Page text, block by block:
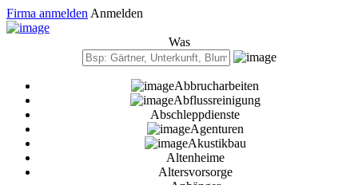
Firma anmelden Anmelden
Was
Abbrucharbeiten
Abflussreinigung
Abschleppdienste
Agenturen
Akustikbau
Altenheime
Altersvorsorge